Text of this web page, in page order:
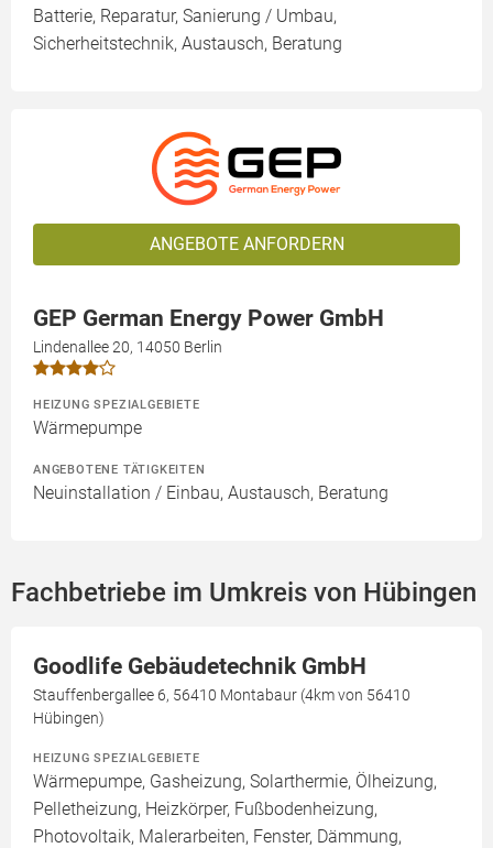
Batterie, Reparatur, Sanierung / Umbau,
Sicherheitstechnik, Austausch, Beratung
ANGEBOTE ANFORDERN
GEP German Energy Power GmbH
Lindenallee 20, 14050 Berlin
HEIZUNG SPEZIALGEBIETE
Wärmepumpe
ANGEBOTENE TÄTIGKEITEN
Neuinstallation / Einbau, Austausch, Beratung
Fachbetriebe im Umkreis von Hübingen
Goodlife Gebäudetechnik GmbH
Stauffenbergallee 6, 56410 Montabaur (4km von 56410
Hübingen)
HEIZUNG SPEZIALGEBIETE
Wärmepumpe, Gasheizung, Solarthermie, Ölheizung,
Pelletheizung, Heizkörper, Fußbodenheizung,
Photovoltaik, Malerarbeiten, Fenster, Dämmung,